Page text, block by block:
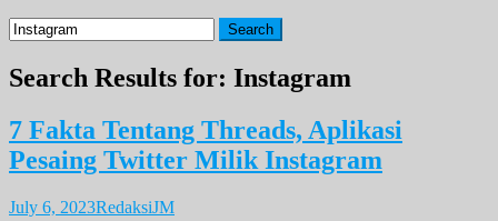
Search
for:
Search Results for: Instagram
7 Fakta Tentang Threads, Aplikasi
Pesaing Twitter Milik Instagram
July 6, 2023RedaksiJM